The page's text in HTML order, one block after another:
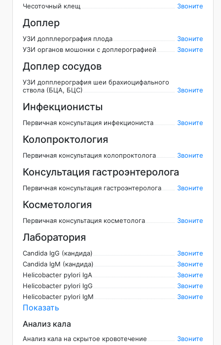
Чесоточный клещ Звоните
Доплер
УЗИ допплерография плода
Звоните
УЗИ органов мошонки с доплерографией
Звоните
Доплер сосудов
УЗИ допплерография шеи брахиоцифального
ствола (БЦА, БЦС)
Звоните
Инфекционисты
Первичная консультация инфекциониста Звоните
Колопроктология
Первичная консультация колопроктолога Звоните
Консультация гастроэнтеролога
Первичная консультация гастроэнтеролога Звоните
Косметология
Первичная консультация косметолога Звоните
Лаборатория
Candida IgG (кандида)
Звоните
Candida IgM (кандида)
Звоните
Helicobacter pylori IgA
Звоните
Helicobacter pylori IgG
Звоните
Helicobacter pylori IgM
Звоните
Показать
Анализ кала
Анализ кала на скрытое кровотечение
Звоните